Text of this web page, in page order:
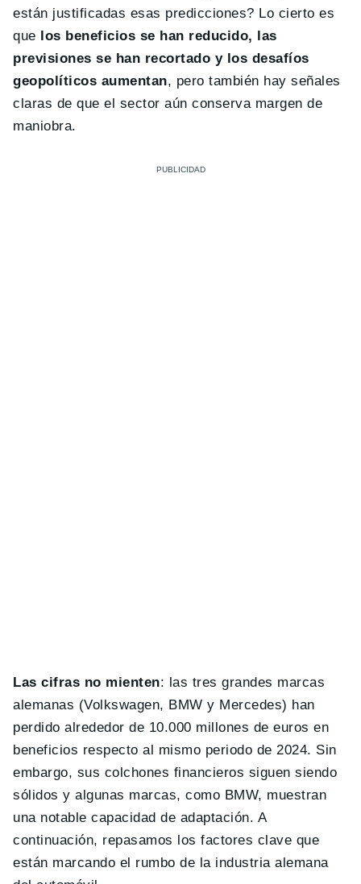
están justificadas esas predicciones? Lo cierto es
que
los beneficios se han reducido, las
previsiones se han recortado y los desafíos
geopolíticos aumentan, pero también hay señales
claras de que el sector aún conserva margen de
maniobra.
Las cifras no mienten: las tres grandes marcas
alemanas (Volkswagen, BMW y Mercedes) han
perdido alrededor de 10.000 millones de euros en
beneficios respecto al mismo periodo de 2024. Sin
embargo, sus colchones financieros siguen siendo
sólidos y algunas marcas, como BMW, muestran
una notable capacidad de adaptación. A
continuación, repasamos los factores clave que
están marcando el rumbo de la industria alemana